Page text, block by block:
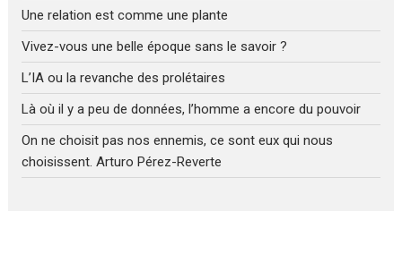
Une relation est comme une plante
Vivez-vous une belle époque sans le savoir ?
L’IA ou la revanche des prolétaires
Là où il y a peu de données, l’homme a encore du pouvoir
On ne choisit pas nos ennemis, ce sont eux qui nous
choisissent. Arturo Pérez-Reverte